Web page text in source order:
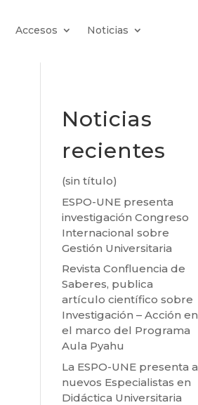
Accesos Noticias
Noticias
recientes
(sin título)
ESPO-UNE presenta
investigación Congreso
Internacional sobre
Gestión Universitaria
Revista Confluencia de
Saberes, publica
artículo científico sobre
Investigación – Acción en
el marco del Programa
Aula Pyahu
La ESPO-UNE presenta a
nuevos Especialistas en
Didáctica Universitaria